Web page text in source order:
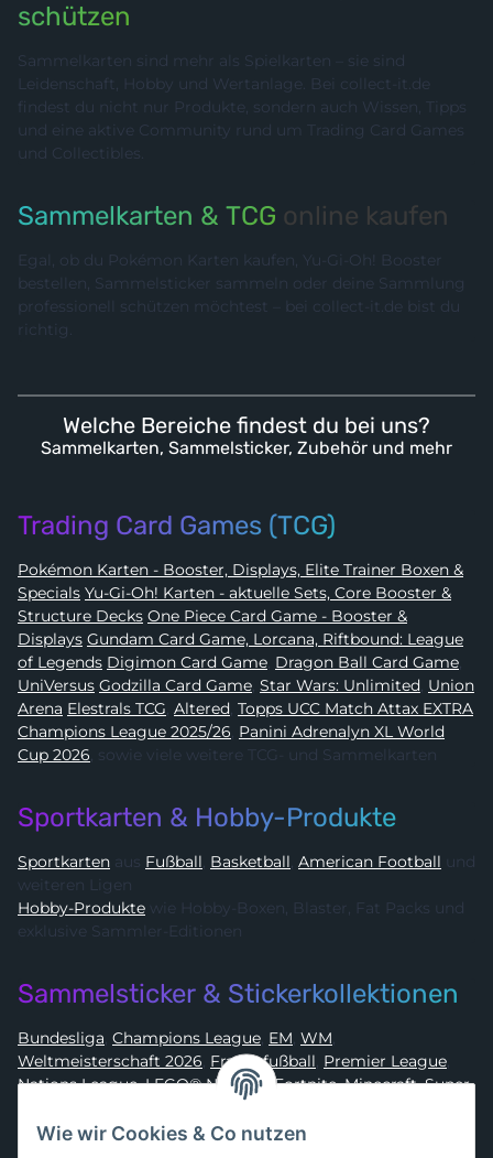
schützen
Sammelkarten sind mehr als Spielkarten – sie sind
Leidenschaft, Hobby und Wertanlage. Bei collect-it.de
findest du nicht nur Produkte, sondern auch Wissen, Tipps
und eine aktive Community rund um Trading Card Games
und Collectibles.
Sammelkarten & TCG online kaufen
Egal, ob du Pokémon Karten kaufen, Yu-Gi-Oh! Booster
bestellen, Sammelsticker sammeln oder deine Sammlung
professionell schützen möchtest – bei collect-it.de bist du
richtig.
Welche Bereiche findest du bei uns?
Sammelkarten, Sammelsticker, Zubehör und mehr
Trading Card Games (TCG)
Pokémon Karten - Booster, Displays, Elite Trainer Boxen &
Specials Yu-Gi-Oh! Karten - aktuelle Sets, Core Booster &
Structure Decks One Piece Card Game - Booster &
Displays Gundam Card Game, Lorcana, Riftbound: League
of Legends
Digimon Card Game, Dragon Ball Card Game,
UniVersus
Godzilla Card Game, Star Wars: Unlimited, Union
Arena
Elestrals TCG, Altered, Topps UCC Match Attax EXTRA
Champions League 2025/26, Panini Adrenalyn XL World
Cup 2026, sowie viele weitere TCG- und Sammelkarten
Sportkarten & Hobby-Produkte
Sportkarten aus Fußball, Basketball, American Football und
weiteren Ligen
Hobby-Produkte
exklusive Sammler-Editionen
Sammelsticker & Stickerkollektionen
Bundesliga, Champions League, EM, WM,
Weltmeisterschaft 2026, Frauenfußball, Premier League,
Nations League, LEGO® Ninjago Fortnite,Minecraft,Super
Asterix
Wie wir Cookies & Co nutzen